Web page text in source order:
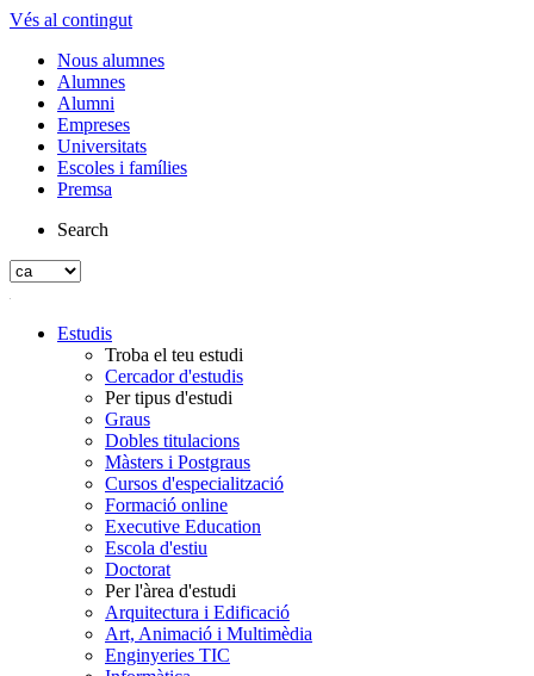
Vés al contingut
Nous alumnes
Alumnes
Alumni
Empreses
Universitats
Escoles i famílies
Premsa
Search
Estudis
Troba el teu estudi
Cercador d'estudis
Per tipus d'estudi
Graus
Dobles titulacions
Màsters i Postgraus
Cursos d'especialització
Formació online
Executive Education
Escola d'estiu
Doctorat
Per l'àrea d'estudi
Arquitectura i Edificació
Art, Animació i Multimèdia
Enginyeries TIC